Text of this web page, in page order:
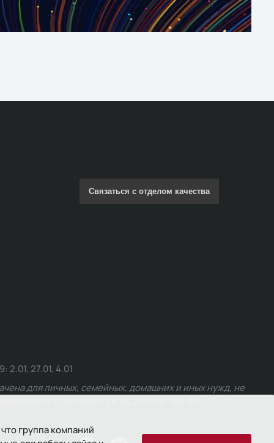
группа компаний
Связаться с отделом качества
27.01, 4.01
для личных, семейных, домашних и иных нужд, не